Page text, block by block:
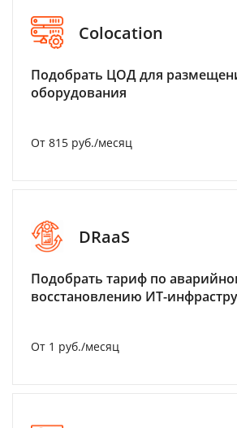
Colocation
Подобрать ЦОД для
оборудования
От 815 руб./месяц
DRaaS
Подобрать тариф по
восстановлению ИТ-
От 1 руб./месяц